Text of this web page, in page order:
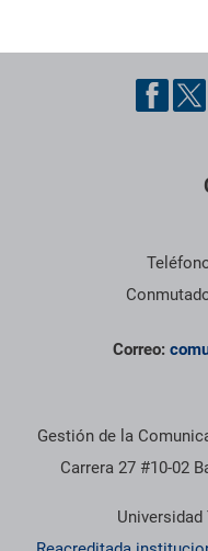
Correo:
Gestión de la
Carrera 27 #10-02